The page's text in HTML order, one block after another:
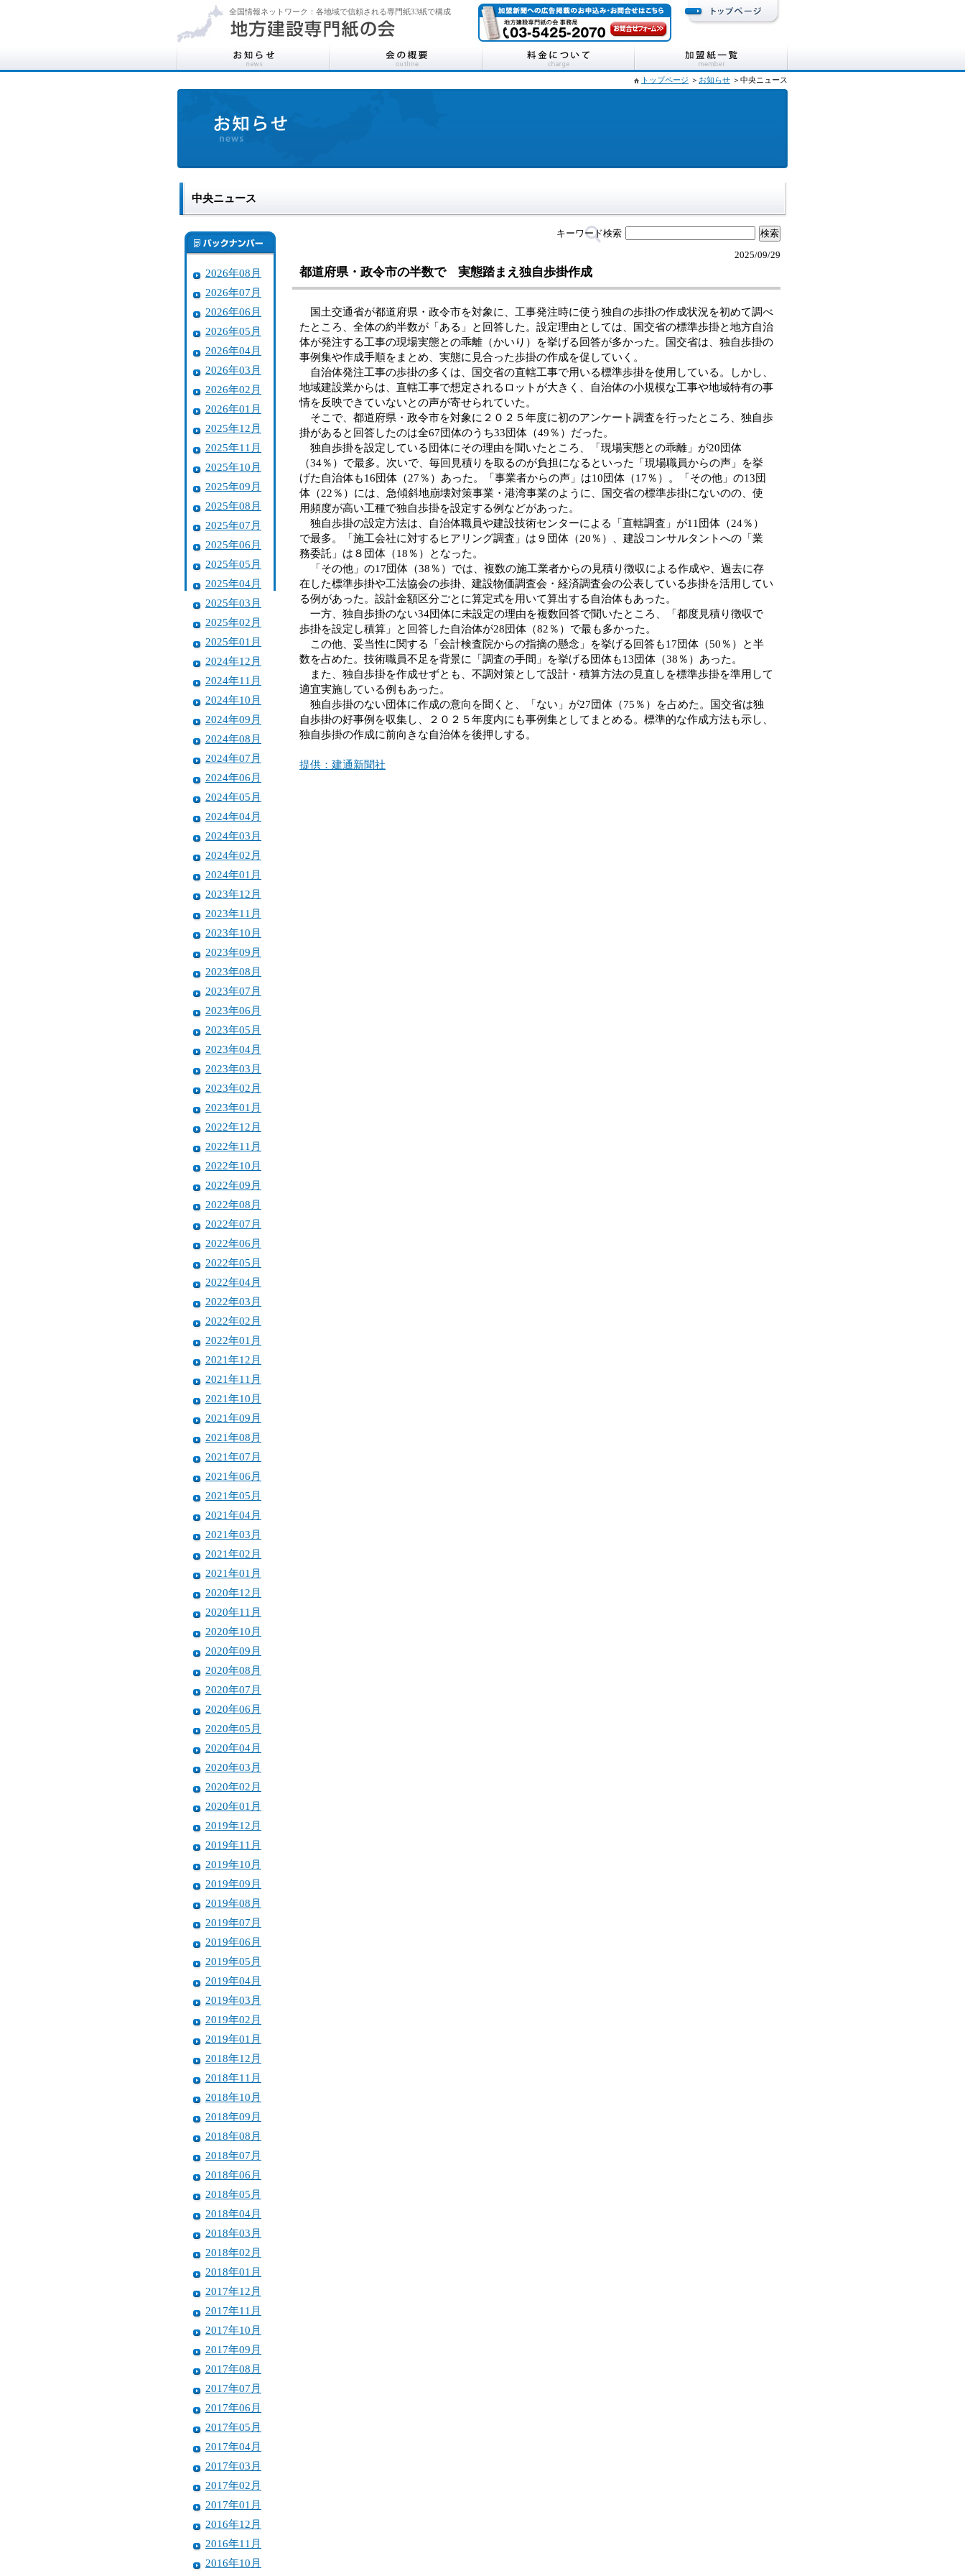
全国情報ネットワーク：各地域で信頼される専門紙33紙で構成
トップページ ＞ お知らせ ＞中央ニュース
中央ニュース
2026年08月
2026年07月
2026年06月
2026年05月
2026年04月
2026年03月
2026年02月
2026年01月
2025年12月
2025年11月
2025年10月
2025年09月
2025年08月
2025年07月
2025年06月
2025年05月
2025年04月
2025年03月
2025年02月
2025年01月
2024年12月
2024年11月
2024年10月
2024年09月
2024年08月
2024年07月
2024年06月
2024年05月
2024年04月
2024年03月
2024年02月
2024年01月
2023年12月
2023年11月
2023年10月
2023年09月
2023年08月
2023年07月
2023年06月
2023年05月
2023年04月
2023年03月
2023年02月
2023年01月
2022年12月
2022年11月
2022年10月
2022年09月
2022年08月
2022年07月
2022年06月
2022年05月
2022年04月
2022年03月
2022年02月
2022年01月
2021年12月
2021年11月
2021年10月
2021年09月
2021年08月
2021年07月
2021年06月
2021年05月
2021年04月
2021年03月
2021年02月
2021年01月
2020年12月
2020年11月
2020年10月
2020年09月
2020年08月
2020年07月
2020年06月
2020年05月
2020年04月
2020年03月
2020年02月
2020年01月
2019年12月
2019年11月
2019年10月
2019年09月
2019年08月
2019年07月
2019年06月
2019年05月
2019年04月
2019年03月
2019年02月
2019年01月
2018年12月
2018年11月
2018年10月
2018年09月
2018年08月
2018年07月
2018年06月
2018年05月
2018年04月
2018年03月
2018年02月
2018年01月
2017年12月
2017年11月
2017年10月
2017年09月
2017年08月
2017年07月
2017年06月
2017年05月
2017年04月
2017年03月
2017年02月
2017年01月
2016年12月
2016年11月
2016年10月
キーワード検索
2025/09/29
都道府県・政令市の半数で 実態踏まえ独自歩掛作成
国土交通省が都道府県・政令市を対象に、工事発注時に使う独自の歩掛の作成状況を初めて調べ
たところ、全体の約半数が「ある」と回答した。設定理由としては、国交省の標準歩掛と地方自治
体が発注する工事の現場実態との乖離（かいり）を挙げる回答が多かった。国交省は、独自歩掛の
事例集や作成手順をまとめ、実態に見合った歩掛の作成を促していく。
自治体発注工事の歩掛の多くは、国交省の直轄工事で用いる標準歩掛を使用している。しかし、
地域建設業からは、直轄工事で想定されるロットが大きく、自治体の小規模な工事や地域特有の事
情を反映できていないとの声が寄せられていた。
そこで、都道府県・政令市を対象に２０２５年度に初のアンケート調査を行ったところ、独自歩
掛があると回答したのは全67団体のうち33団体（49％）だった。
独自歩掛を設定している団体にその理由を聞いたところ、「現場実態との乖離」が20団体
（34％）で最多。次いで、毎回見積りを取るのが負担になるといった「現場職員からの声」を挙
げた自治体も16団体（27％）あった。「事業者からの声」は10団体（17％）。「その他」の13団
体（22％）には、急傾斜地崩壊対策事業・港湾事業のように、国交省の標準歩掛にないのの、使
用頻度が高い工種で独自歩掛を設定する例などがあった。
独自歩掛の設定方法は、自治体職員や建設技術センターによる「直轄調査」が11団体（24％）
で最多。「施工会社に対するヒアリング調査」は９団体（20％）、建設コンサルタントへの「業
務委託」は８団体（18％）となった。
「その他」の17団体（38％）では、複数の施工業者からの見積り徴収による作成や、過去に存
在した標準歩掛や工法協会の歩掛、建設物価調査会・経済調査会の公表している歩掛を活用してい
る例があった。設計金額区分ごとに算定式を用いて算出する自治体もあった。
一方、独自歩掛のない34団体に未設定の理由を複数回答で聞いたところ、「都度見積り徴収で
歩掛を設定し積算」と回答した自治体が28団体（82％）で最も多かった。
この他、妥当性に関する「会計検査院からの指摘の懸念」を挙げる回答も17団体（50％）と半
数を占めた。技術職員不足を背景に「調査の手間」を挙げる団体も13団体（38％）あった。
また、独自歩掛を作成せずとも、不調対策として設計・積算方法の見直しを標準歩掛を準用して
適宜実施している例もあった。
独自歩掛のない団体に作成の意向を聞くと、「ない」が27団体（75％）を占めた。国交省は独
自歩掛の好事例を収集し、２０２５年度内にも事例集としてまとめる。標準的な作成方法も示し、
独自歩掛の作成に前向きな自治体を後押しする。
提供：建通新聞社